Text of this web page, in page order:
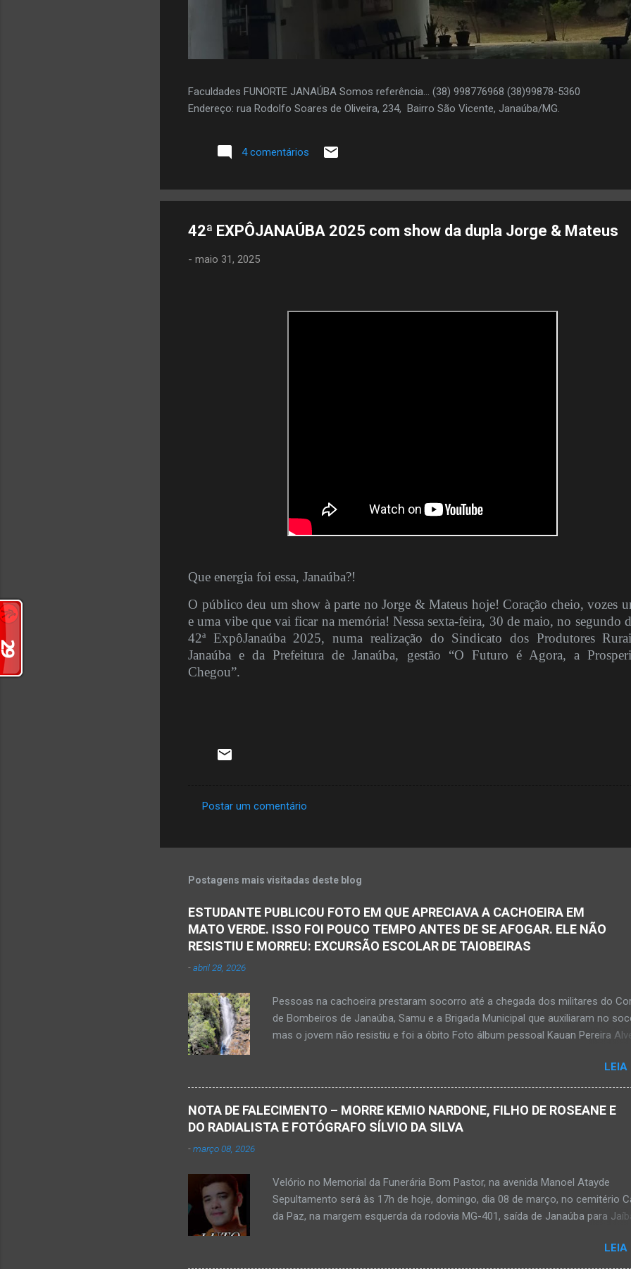
Faculdades FUNORTE JANAÚBA Somos referência... (38) 998776968 (38)99878-5360
Endereço: rua Rodolfo Soares de Oliveira, 234, Bairro São Vicente, Janaúba/MG.
4 comentários
42ª EXPÔJANAÚBA 2025 com show da dupla Jorge & Mateus
- maio 31, 2025
Que energia foi essa, Janaúba?!
O público deu um show à parte no Jorge & Mateus hoje! Coração cheio, vozes
e uma vibe que vai ficar na memória! Nessa sexta-feira, 30 de maio, no segundo
42ª ExpôJanaúba 2025, numa realização do Sindicato dos Produtores
Janaúba e da Prefeitura de Janaúba, gestão “O Futuro é Agora, a
Chegou”.
e
t
á
o
s
Postar um comentário
Postagens mais visitadas deste blog
ESTUDANTE PUBLICOU FOTO EM QUE APRECIAVA A CACHOEIRA EM
MATO VERDE. ISSO FOI POUCO TEMPO ANTES DE SE AFOGAR. ELE NÃO
RESISTIU E MORREU: EXCURSÃO ESCOLAR DE TAIOBEIRAS
-abril 28, 2026
Pessoas na cachoeira prestaram socorro até a chegada dos militares do
de Bombeiros de Janaúba, Samu e a Brigada Municipal que auxiliaram no
mas o jovem não resistiu e foi a óbito Foto álbum pessoal Kauan Pereira
Mato Verde, pouco tempo antes de se afogar e depois vir a óbito nesta
feira, dia 28 de abril de 2026. Foto álbum pessoal Kauan Pereira Alves.
Populares, Corpo de Bombeiros Militar, Samu e Brigada Municipal socorrem
estudante que se afogou em cachoeira em Mato Verde nesta terça-feira, dia
Minas. Um adolescente de 16 anos morreu após se afogar na Cachoeira de
Rosa, localizada na zona rural de Ma...
LEIA
NOTA DE FALECIMENTO – MORRE KEMIO NARDONE, FILHO DE ROSEANE E
DO RADIALISTA E FOTÓGRAFO SÍLVIO DA SILVA
-março 08, 2026
Velório no Memorial da Funerária Bom Pastor, na avenida Manoel Atayde
Sepultamento será às 17h de hoje, domingo, dia 08 de março, no cemitério
da Paz, na margem esquerda da rodovia MG-401, saída de Janaúba para Jaíba
desse sábado, dia 7 de março, a informação da partida eterna do jovemLEIA